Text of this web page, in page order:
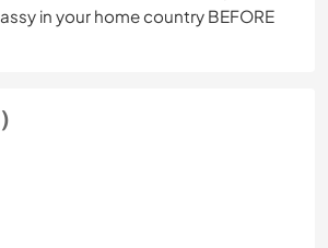
in your home country BEFORE